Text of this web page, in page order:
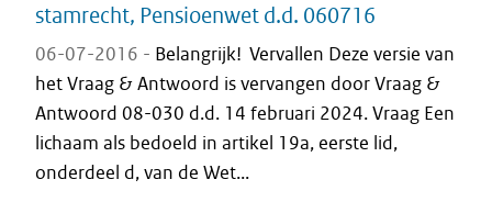
stamrecht, Pensioenwet d.d. 060716
06-07-2016 - Belangrijk! Vervallen Deze versie van
het Vraag & Antwoord is vervangen door Vraag &
Antwoord 08-030 d.d. 14 februari 2024. Vraag Een
lichaam als bedoeld in artikel 19a, eerste lid,
onderdeel d, van de Wet...